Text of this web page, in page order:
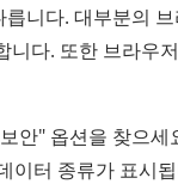
니다. 대부분의
다. 또한 브라우
안" 옵션을 찾으세
이터 종류가 표시